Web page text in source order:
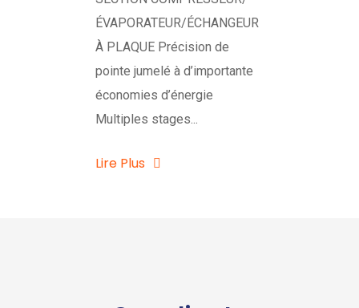
ÉVAPORATEUR/ÉCHANGEUR
À PLAQUE Précision de
pointe jumelé à d’importante
économies d’énergie
Multiples stages...
Lire Plus